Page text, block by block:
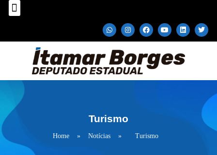
Turismo
Home » Notícias » Turismo